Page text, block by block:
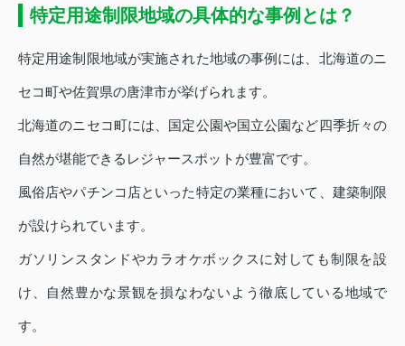
特定用途制限地域の具体的な事例とは？
特定用途制限地域が実施された地域の事例には、北海道のニ
セコ町や佐賀県の唐津市が挙げられます。
北海道のニセコ町には、国定公園や国立公園など四季折々の
自然が堪能できるレジャースポットが豊富です。
風俗店やパチンコ店といった特定の業種において、建築制限
が設けられています。
ガソリンスタンドやカラオケボックスに対しても制限を設
け、自然豊かな景観を損なわないよう徹底している地域で
す。